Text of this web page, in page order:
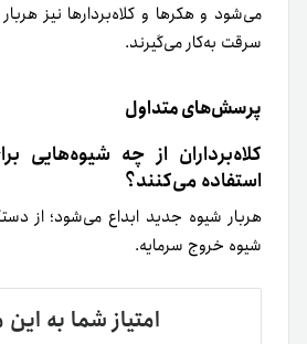
می‌شود و هکرها و کلاه‌بردارها نیز
سرقت به‌کار می‌گیرند.
پرسش‌های متداول
کلاه‌برداران از چه شیوه‌هایی
استفاده می‌کنند؟
هربار شیوه جدید ابداع می‌شود؛ از
شیوه خروج سرمایه.
امتیاز شما به این